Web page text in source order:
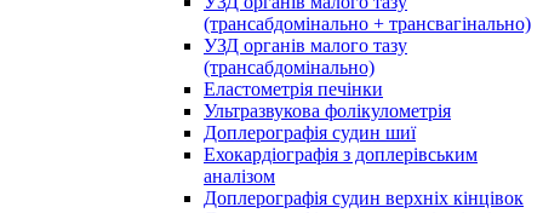
(трансабдомінально + трансвагінально)
УЗД органів малого тазу
(трансабдомінально)
Еластометрія печінки
Ультразвукова фолікулометрія
Доплерографія судин шиї
Ехокардіографія з доплерівським
аналізом
Доплерографія судин верхніх кінцівок